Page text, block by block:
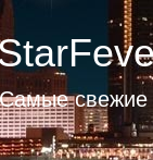
Самые свежие